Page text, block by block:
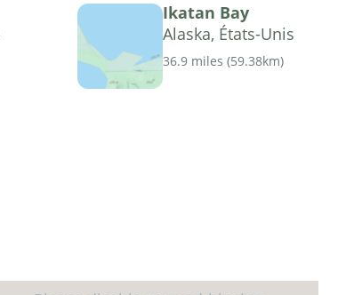
Ikatan Bay
Alaska, États-Unis
36.9 miles (59.38km)